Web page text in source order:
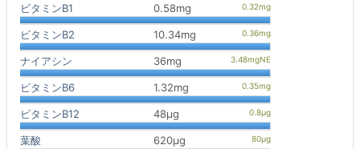
ビタミンB1 0.58mg
ビタミンB2 10.34mg
ナイアシン 36mg
ビタミンB6 1.32mg
ビタミンB12 48μg
葉酸 620μg